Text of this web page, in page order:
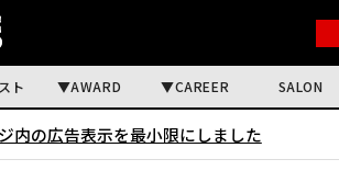
ト AWARD CAREER SALON
内の広告表示を最小限にしました